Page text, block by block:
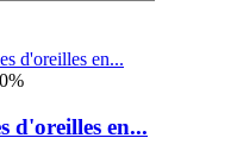
d'oreilles en...